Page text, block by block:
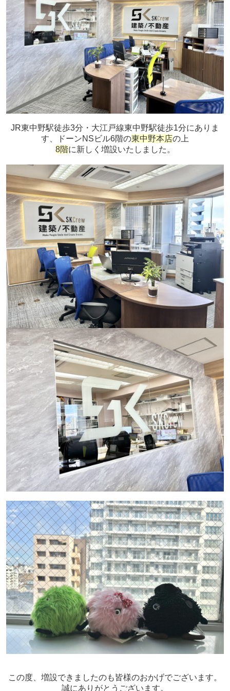
JR東中野駅徒歩3分・大江戸線東中野駅徒歩1分にありま
す、ドーンNSビル6階の東中野本店の上
8階に新しく増設いたしました。
この度、増設できましたのも皆様のおかげでございます。
誠にありがとうございます。